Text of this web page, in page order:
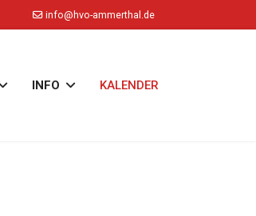
info@hvo-ammerthal.de
INFO KALENDER